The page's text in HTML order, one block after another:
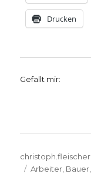
Drucken
Gefällt mir:
Autor
christoph.fleischer
Schlagwörter
Arbeiter Bauer